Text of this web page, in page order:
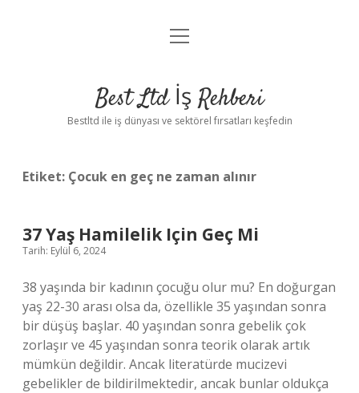
Anasayfa
Yasal Uyarı
menüyü
Best Ltd İş Rehberi
Bestltd ile iş dünyası ve sektörel fırsatları keşfedin
Etiket: Çocuk en geç ne zaman alınır
37 Yaş Hamilelik Için Geç Mi
Tarih: Eylül 6, 2024
38 yaşında bir kadının çocuğu olur mu? En doğurgan
yaş 22-30 arası olsa da, özellikle 35 yaşından sonra
bir düşüş başlar. 40 yaşından sonra gebelik çok
zorlaşır ve 45 yaşından sonra teorik olarak artık
mümkün değildir. Ancak literatürde mucizevi
gebelikler de bildirilmektedir, ancak bunlar oldukça